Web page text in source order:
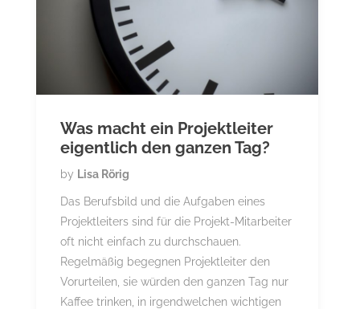
Was macht ein Projektleiter
eigentlich den ganzen Tag?
by Lisa Rörig
Das Berufsbild und die Aufgaben eines
Projektleiters sind für die Projekt-Mitarbeiter
oft nicht einfach zu durchschauen.
Regelmäßig begegnen Projektleiter den
Vorurteilen, sie würden den ganzen Tag nur
Kaffee trinken, in irgendwelchen wichtigen